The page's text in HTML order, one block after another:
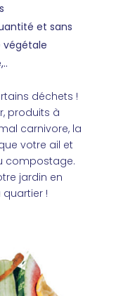
et sans
végétale
déchets !
produits à
carnivore, la
votre ail et
compostage.
jardin en
!